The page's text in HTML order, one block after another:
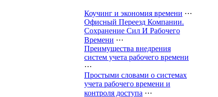
Коучинг и экономия времени ⋯
Офисный Переезд Компании.
Сохранение Сил И Рабочего
Времени ⋯
Преимущества внедрения
систем учета рабочего времени
⋯
Простыми словами о системах
учета рабочего времени и
контроля доступа ⋯